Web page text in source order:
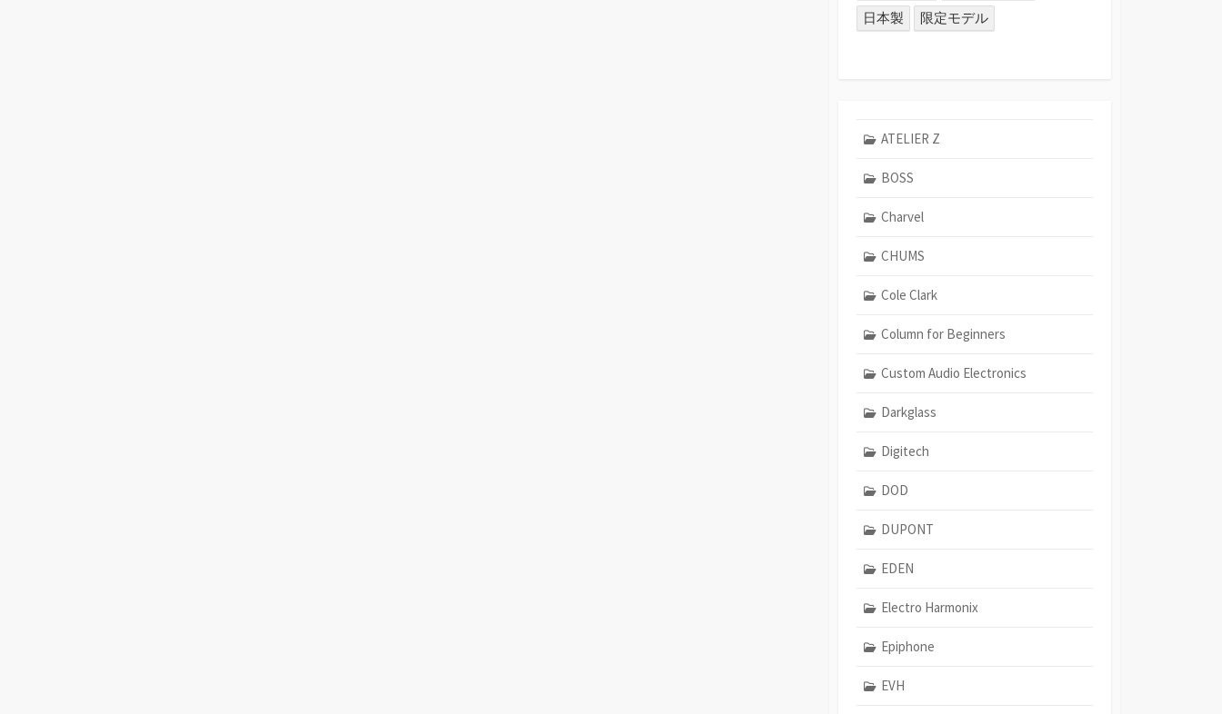
日本製
限定モデル
ATELIER Z
BOSS
Charvel
CHUMS
Cole Clark
Column for Beginners
Custom Audio Electronics
Darkglass
Digitech
DOD
DUPONT
EDEN
Electro Harmonix
Epiphone
EVH